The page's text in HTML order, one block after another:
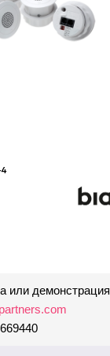
4
или демонстрация